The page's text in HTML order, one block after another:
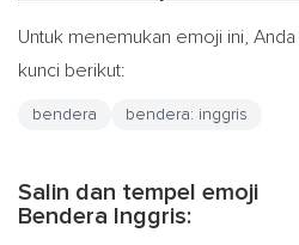
Untuk menemukan emoji ini,
kunci berikut:
bendera bendera: inggris
Salin dan tempel emoji
Bendera Inggris: